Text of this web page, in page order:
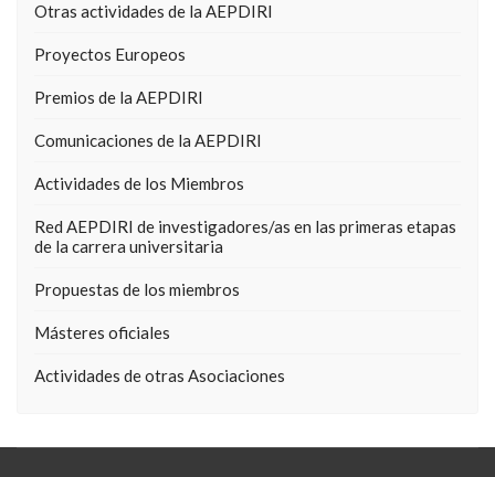
Otras actividades de la AEPDIRI
Proyectos Europeos
Premios de la AEPDIRI
Comunicaciones de la AEPDIRI
Actividades de los Miembros
Red AEPDIRI de investigadores/as en las primeras etapas
de la carrera universitaria
Propuestas de los miembros
Másteres oficiales
Actividades de otras Asociaciones